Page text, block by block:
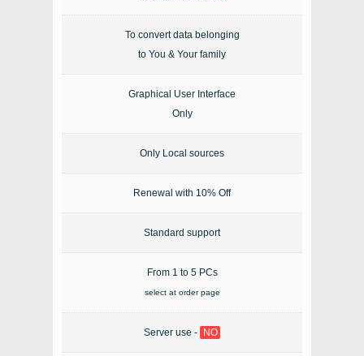
To convert data belonging
to You & Your family
Graphical User Interface
Only
Only Local sources
Renewal with 10% Off
Standard support
From 1 to 5 PCs
select at order page
Server use - NO